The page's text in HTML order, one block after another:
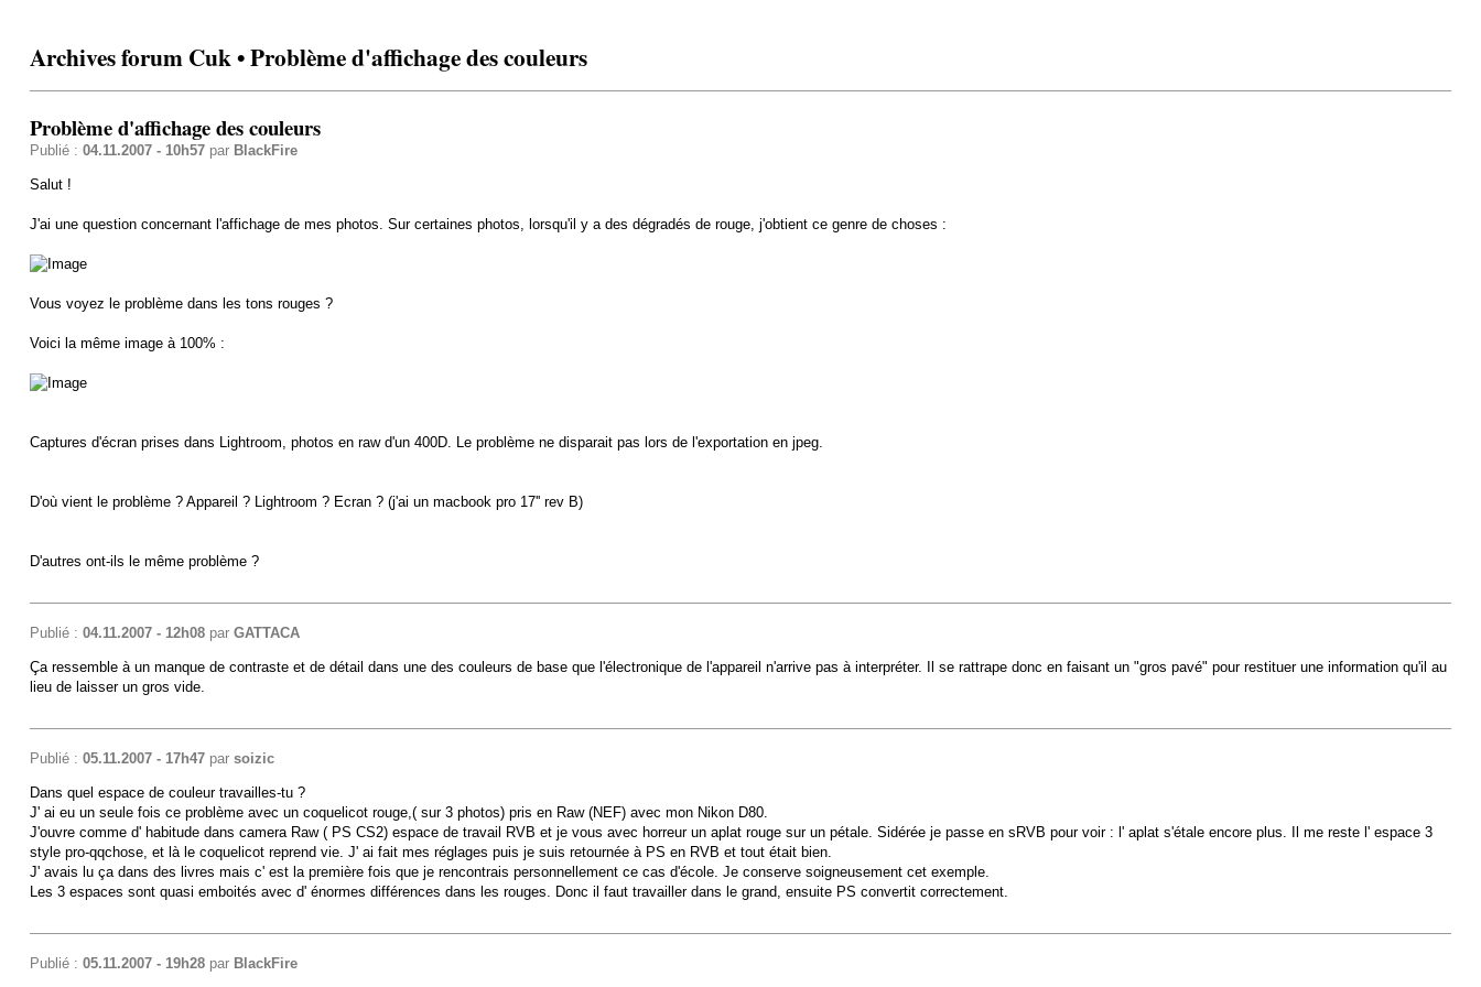
Archives forum Cuk • Problème d'affichage des couleurs
Problème d'affichage des couleurs
Publié : 04.11.2007 - 10h57par BlackFire
Salut !
J'ai une question concernant l'affichage de mes photos. Sur certaines photos, lorsqu'il y a des dégradés de rouge, j'obtient ce genre de choses :
Vous voyez le problème dans les tons rouges ?
Voici la même image à 100% :
Captures d'écran prises dans Lightroom, photos en raw d'un 400D. Le problème ne disparait pas lors de l'exportation en jpeg.
D'où vient le problème ? Appareil ? Lightroom ? Ecran ? (j'ai un macbook pro 17'' rev B)
D'autres ont-ils le même problème ?
Publié : 04.11.2007 - 12h08par GATTACA
Ça ressemble à un manque de contraste et de détail dans une des couleurs de base que l'électronique de l'appareil n'arrive pas à interpréter. Il se rattrape donc en faisant un "gros pavé" pour restituer une information qu'il au
lieu de laisser un gros vide.
Publié : 05.11.2007 - 17h47par soizic
Dans quel espace de couleur travailles-tu ?
J' ai eu un seule fois ce problème avec un coquelicot rouge,( sur 3 photos) pris en Raw (NEF) avec mon Nikon D80.
J'ouvre comme d' habitude dans camera Raw ( PS CS2) espace de travail RVB et je vous avec horreur un aplat rouge sur un pétale. Sidérée je passe en sRVB pour voir : l' aplat s'étale encore plus. Il me reste l' espace 3
style pro-qqchose, et là le coquelicot reprend vie. J' ai fait mes réglages puis je suis retournée à PS en RVB et tout était bien.
J' avais lu ça dans des livres mais c' est la première fois que je rencontrais personnellement ce cas d'école. Je conserve soigneusement cet exemple.
Les 3 espaces sont quasi emboités avec d' énormes différences dans les rouges. Donc il faut travailler dans le grand, ensuite PS convertit correctement.
Publié : 05.11.2007 - 19h28par BlackFire